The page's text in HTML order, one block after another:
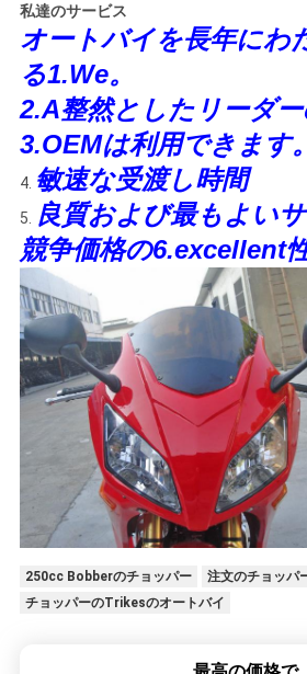
シ
ー
ポ
リ
シ
ー
私達のサービス
オートバイを長年にわ
る1.We。
2.A整然としたリーダー
3.OEMは利用できます。
4. 敏速な受渡し時間
5.
良質および最もよい
競争価格の6.excellent
250cc Bobberのチョッパー
注文のチョッパ
チョッパーのTrikesのオートバイ